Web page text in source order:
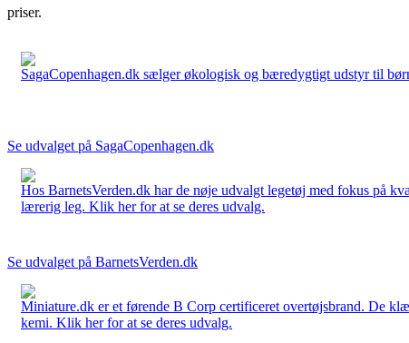
priser.
SagaCopenhagen.dk sælger økologisk og bæredygtigt udstyr til
Se udvalget på SagaCopenhagen.dk
Hos BarnetsVerden.dk har de nøje udvalgt legetøj med fokus på
lærerig leg. Klik her for at se deres udvalg.
Se udvalget på BarnetsVerden.dk
Miniature.dk er et førende B Corp certificeret overtøjsbrand. De
kemi. Klik her for at se deres udvalg.